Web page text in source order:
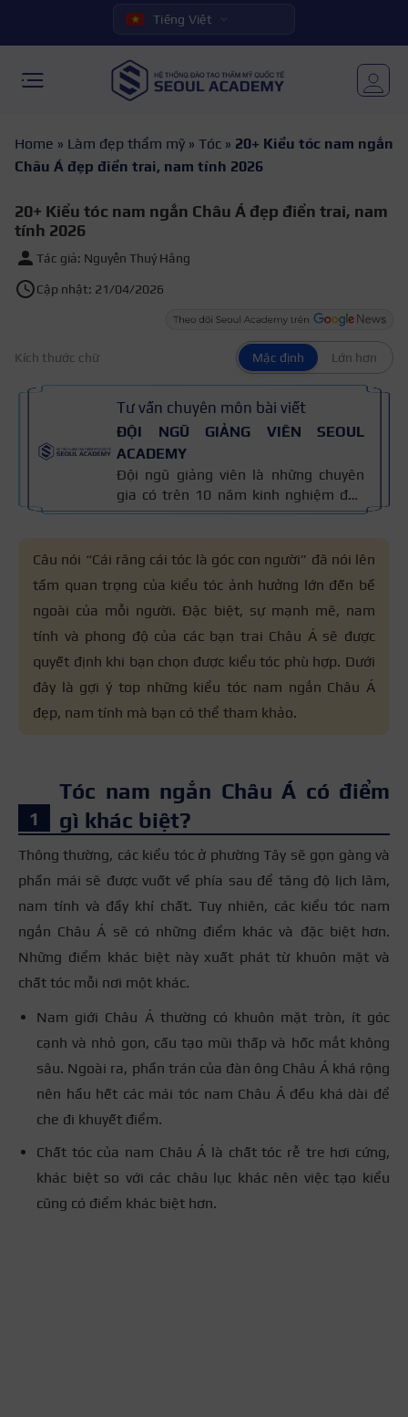
Tiếng Việt
Home » Làm đẹp thẩm mỹ » Tóc » 20+ Kiểu tóc nam ngắn
Châu Á đẹp điển trai, nam tính 2026
20+ Kiểu tóc nam ngắn Châu Á đẹp điển trai, nam
tính 2026
Tác giả: Nguyễn Thuý Hằng
Cập nhật: 21/04/2026
Kích thước chữ Mặc định Lớn hơn
Tư vấn chuyên môn bài viết
ĐỘI NGŨ GIẢNG VIÊN SEOUL
ACADEMY
Đội ngũ giảng viên là những chuyên
gia có trên 10 năm kinh nghiệm đào
tạo nghề và kiến thức thẩm mỹ
nối mi, trang điểm, tóc. Nội dung bài
viết được xây dựng dựa trên giáo trình
đào tạo và kinh nghiệm giảng dạy
thực tế, đồng thời được cập nhật
thường xuyên để đảm bảo tính chính
xác.
Câu nói “Cái răng cái tóc là góc con người” đã nói lên
tầm quan trọng của kiểu tóc ảnh hưởng lớn đến bề
ngoài của mỗi người. Đặc biệt, sự mạnh mẽ, nam
tính và phong độ của các bạn trai Châu Á sẽ được
quyết định khi bạn chọn được kiểu tóc phù hợp. Dưới
đây là gợi ý top những kiểu tóc nam ngắn Châu Á
đẹp, nam tính mà bạn có thể tham khảo.
Tóc nam ngắn Châu Á có điểm
gì khác biệt?
Thông thường, các kiểu tóc ở phường Tây sẽ gọn gàng và
phần mái sẽ được vuốt về phía sau để tăng độ lịch lãm,
nam tính và đầy khí chất. Tuy nhiên, các kiểu tóc nam
ngắn Châu Á sẽ có những điểm khác và đặc biệt hơn.
Những điểm khác biệt này xuất phát từ khuôn mặt và
chất tóc mỗi nơi một khác.
Nam giới Châu Á thường có khuôn mặt tròn, ít góc
cạnh và nhỏ gọn, cấu tạo mũi thấp và hốc mắt không
sâu. Ngoài ra, phần trán của đàn ông Châu Á khá rộng
nên hầu hết các mái tóc nam Châu Á đều khá dài để
che đi khuyết điểm.
Chất tóc của nam Châu Á là chất tóc rễ tre hơi cứng,
khác biệt so với các châu lục khác nên việc tạo kiểu
cũng có điểm khác biệt hơn.